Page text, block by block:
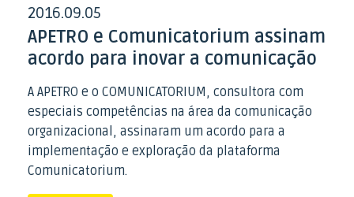
2016.09.05
APETRO e Comunicatorium assinam
acordo para inovar a comunicação
A APETRO e o COMUNICATORIUM, consultora com
especiais competências na área da comunicação
organizacional, assinaram um acordo para a
implementação e exploração da plataforma
Comunicatorium.